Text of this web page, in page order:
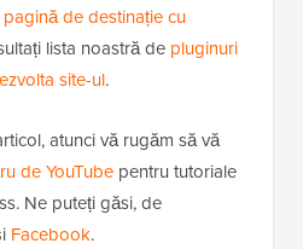
de destinație cu
lista noastră de pluginuri
site-ul.
atunci vă rugăm să vă
de YouTube pentru tutoriale
Ne puteți găsi, de
Facebook.